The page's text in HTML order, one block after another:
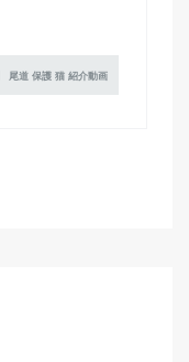
尾道 保護 猫 紹介動画